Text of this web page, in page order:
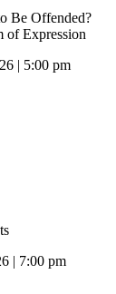
Be Offended?
of Expression
| 5:00 pm
| 7:00 pm